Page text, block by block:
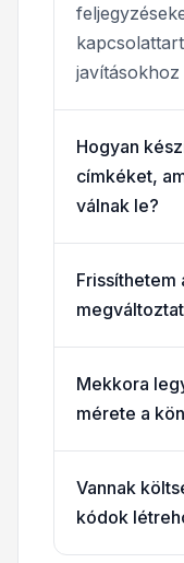
Hogyan
címkéket,
válnak le?
Frissíthetem
Mekkora
mérete a
Vannak
kódok